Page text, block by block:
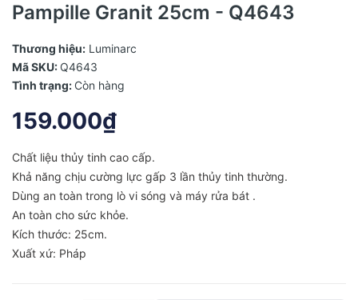
Pampille Granit 25cm - Q4643
Thương hiệu: Luminarc
Mã SKU: Q4643
Tình trạng: Còn hàng
159.000₫
Chất liệu thủy tinh cao cấp.
Khả năng chịu cường lực gấp 3 lần thủy tinh thường.
Dùng an toàn trong lò vi sóng và máy rửa bát .
An toàn cho sức khỏe.
Kích thước: 25cm.
Xuất xứ: Pháp